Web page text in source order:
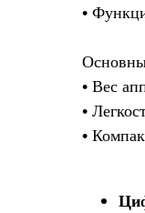
•
• Вес
•
•